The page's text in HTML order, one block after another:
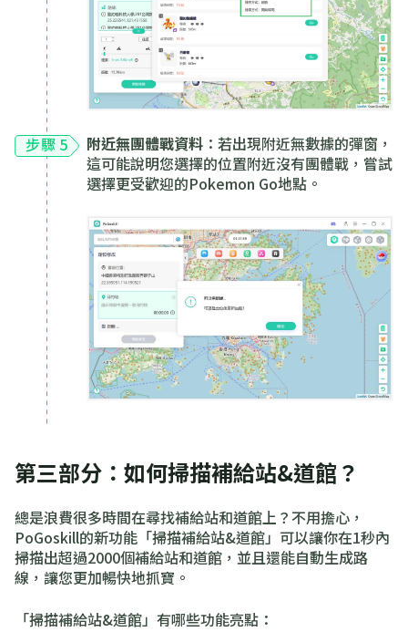
步驟 5 附近無團體戰資料 ：若出現附近無數據的彈窗，
這可能說明您選擇的位置附近沒有團體戰，嘗試
選擇更受歡迎的Pokemon Go地點。
第三部分：如何掃描補給站&道館？
總是浪費很多時間在尋找補給站和道館上？不用擔心，
PoGoskill的新功能「掃描補給站&道館」可以讓你在1秒內
掃描出超過2000個補給站和道館，並且還能自動生成路
線，讓您更加暢快地抓寶。
「掃描補給站&道館」有哪些功能亮點：